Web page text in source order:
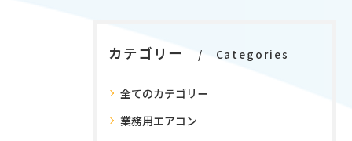
カテゴリー Categories
全てのカテゴリー
業務用エアコン